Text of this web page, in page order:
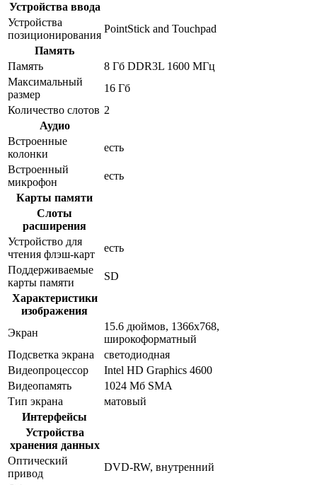
Устройства ввода
Устройства
позиционирования
PointStick and Touchpad
Память
Память
8 Гб DDR3L 1600 МГц
Максимальный
размер
16 Гб
Количество слотов 2
Аудио
Встроенные
колонки
есть
Встроенный
микрофон
есть
Карты памяти
Слоты
расширения
Устройство для
чтения флэш-карт
есть
Поддерживаемые
карты памяти
SD
Характеристики
изображения
Экран
15.6 дюймов, 1366x768,
широкоформатный
Подсветка экрана
светодиодная
Видеопроцессор
Intel HD Graphics 4600
Видеопамять
1024 Мб SMA
Тип экрана
матовый
Интерфейсы
Устройства
хранения данных
Оптический
привод
DVD-RW, внутренний